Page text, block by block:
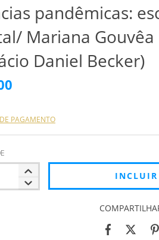
pandêmicas:
Mariana Gouvêa
Daniel Becker)
PAGAMENTO